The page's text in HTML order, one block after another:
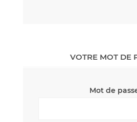
VOTRE MOT DE
Mot de